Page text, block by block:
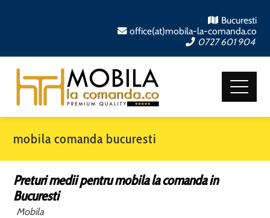
Bucuresti
office(at)mobila-la-comanda.co
0727 601 904
mobila comanda bucuresti
Preturi medii pentru mobila la comanda in
Bucuresti
Mobila